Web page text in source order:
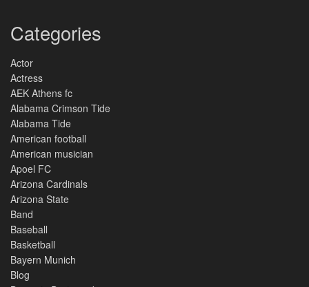
Categories
Actor
Actress
AEK Athens fc
Alabama Crimson Tide
Alabama Tide
American football
American musician
Apoel FC
Arizona Cardinals
Arizona State
Band
Baseball
Basketball
Bayern Munich
Blog